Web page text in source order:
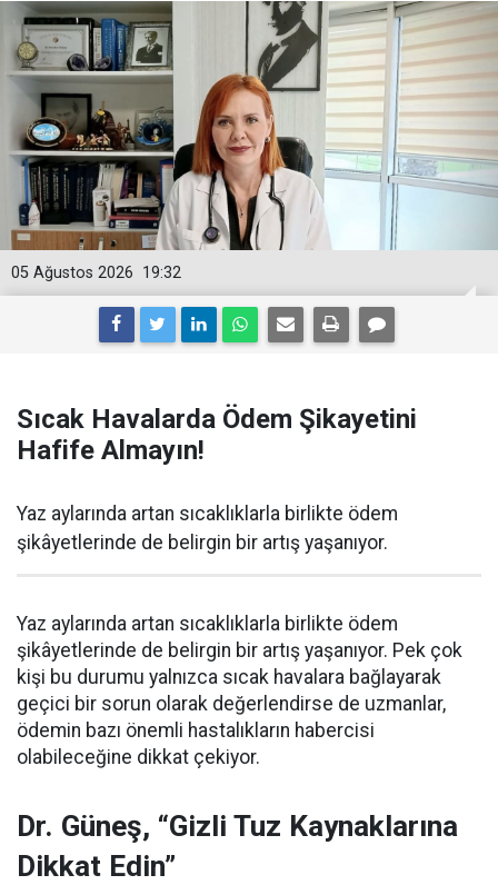
19:32
05 Ağustos 2026
Sıcak Havalarda Ödem Şikayetini
Hafife Almayın!
Yaz aylarında artan sıcaklıklarla birlikte ödem
şikâyetlerinde de belirgin bir artış yaşanıyor.
Yaz aylarında artan sıcaklıklarla birlikte ödem
şikâyetlerinde de belirgin bir artış yaşanıyor. Pek çok
kişi bu durumu yalnızca sıcak havalara bağlayarak
geçici bir sorun olarak değerlendirse de uzmanlar,
ödemin bazı önemli hastalıkların habercisi
olabileceğine dikkat çekiyor.
Dr. Güneş, “Gizli Tuz Kaynaklarına
Dikkat Edin”